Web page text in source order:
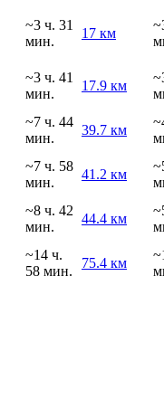
~3 ч. 31
мин.
17 км
~3 ч. 41
мин.
17.9 км
~7 ч. 44
мин.
39.7 км
~7 ч. 58
мин.
41.2 км
~8 ч. 42
мин.
44.4 км
~14 ч.
58 мин.
75.4 км